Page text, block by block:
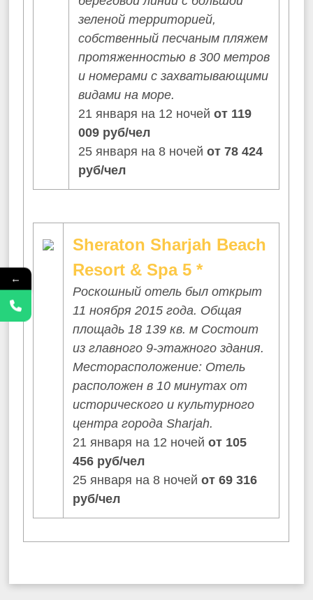
зеленой территорией,
собственный песчаным пляжем
протяженностью в 300 метров
и номерами с захватывающими
видами на море.
21 января на 12 ночейот 119
009 руб/чел
25 января на 8 ночей от 78 424
руб/чел
Sheraton Sharjah Beach
Resort & Spa 5 *
Роскошный отель был открыт
11 ноября 2015 года. Общая
площадь 18 139 кв. м Состоит
из главного 9-этажного здания.
Месторасположение: Отель
расположен в 10 минутах от
исторического и культурного
центра города Sharjah.
21 января на 12 ночейот 105
456 руб/чел
25 января на 8 ночей от 69 316
руб/чел
←